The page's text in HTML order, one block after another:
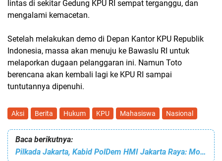
lintas di sekitar Gedung KPU RI sempat terganggu, dan
mengalami kemacetan.
Setelah melakukan demo di Depan Kantor KPU Republik
Indonesia, massa akan menuju ke Bawaslu RI untuk
melaporkan dugaan pelanggaran ini. Namun Toto
berencana akan kembali lagi ke KPU RI sampai
tuntutannya dipenuhi.
Aksi Berita Hukum KPU Mahasiswa Nasional
Baca berikutnya:
Pilkada Jakarta, Kabid PolDem HMI Jakarta Raya: Momen Tepat Bagi Mahasiswa & Pemuda